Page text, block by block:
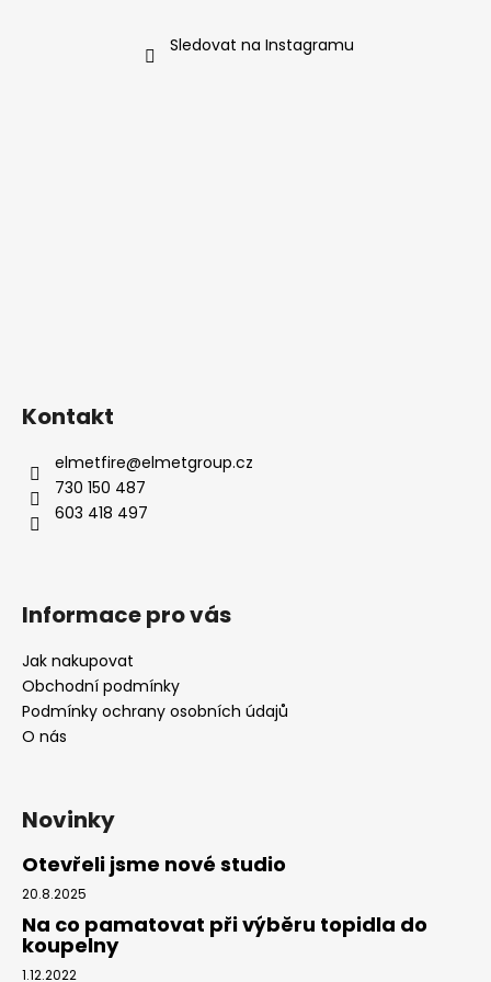
Sledovat na Instagramu
Kontakt
elmetfire@elmetgroup.cz
730 150 487
603 418 497
Informace pro vás
Jak nakupovat
Obchodní podmínky
Podmínky ochrany osobních údajů
O nás
Novinky
Otevřeli jsme nové studio
20.8.2025
Na co pamatovat při výběru topidla do
koupelny
1.12.2022